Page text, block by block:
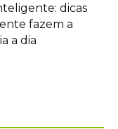
dicas
fazem a
a dia